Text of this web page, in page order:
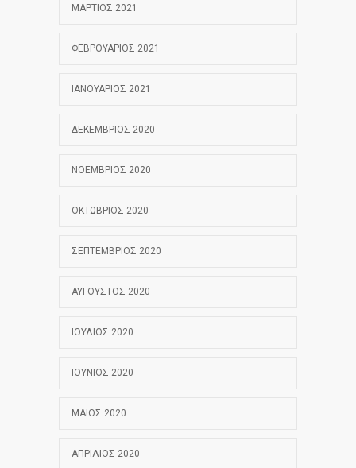
ΜΆΡΤΙΟΣ 2021
ΦΕΒΡΟΥΆΡΙΟΣ 2021
ΙΑΝΟΥΆΡΙΟΣ 2021
ΔΕΚΈΜΒΡΙΟΣ 2020
ΝΟΈΜΒΡΙΟΣ 2020
ΟΚΤΏΒΡΙΟΣ 2020
ΣΕΠΤΈΜΒΡΙΟΣ 2020
ΑΎΓΟΥΣΤΟΣ 2020
ΙΟΎΛΙΟΣ 2020
ΙΟΎΝΙΟΣ 2020
ΜΆΙΟΣ 2020
ΑΠΡΊΛΙΟΣ 2020